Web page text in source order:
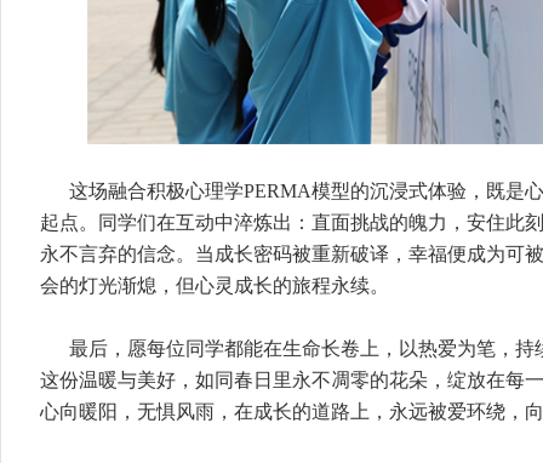
这场融合积极心理学PERMA模型的沉浸式体验，既是
起点。同学们在互动中淬炼出：直面挑战的魄力，安住此
永不言弃的信念。当成长密码被重新破译，幸福便成为可
会的灯光渐熄，但心灵成长的旅程永续。
最后，愿每位同学都能在生命长卷上，以热爱为笔，
这份温暖与美好，如同春日里永不凋零的花朵，绽放在每
心向暖阳，无惧风雨，在成长的道路上，永远被爱环绕，